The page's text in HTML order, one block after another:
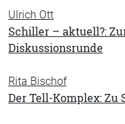
Ulrich Ott
Schiller – aktuell?:
Diskussionsrunde
Rita Bischof
Der Tell-Komplex: